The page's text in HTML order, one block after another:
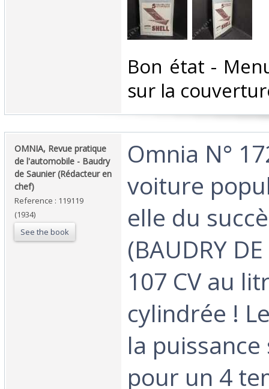
‎Bon état -
sur la
‎OMNIA, Revue pratique
de l'automobile - Baudry
de Saunier (Rédacteur en
chef)‎
Reference : 119119
(1934)
See the book
‎Omnia N°
voiture
elle du
(BAUDRY
107 CV au
cylindrée !
la
pour un 4